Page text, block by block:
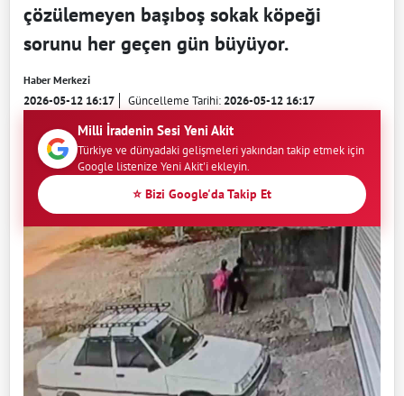
çözülemeyen başıboş sokak köpeği
sorunu her geçen gün büyüyor.
Haber Merkezi
2026-05-12 16:17 Güncelleme Tarihi:2026-05-12 16:17
Milli İradenin Sesi Yeni Akit
Türkiye ve dünyadaki gelişmeleri yakından takip etmek için
Google listenize Yeni Akit'i ekleyin.
⭐ Bizi Google'da Takip Et